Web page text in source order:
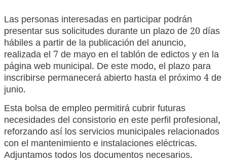
Las personas interesadas en participar podrán
presentar sus solicitudes durante un plazo de 20 días
hábiles a partir de la publicación del anuncio,
realizada el 7 de mayo en el tablón de edictos y en la
página web municipal. De este modo, el plazo para
inscribirse permanecerá abierto hasta el próximo 4 de
junio.
Esta bolsa de empleo permitirá cubrir futuras
necesidades del consistorio en este perfil profesional,
reforzando así los servicios municipales relacionados
con el mantenimiento e instalaciones eléctricas.
Adjuntamos todos los documentos necesarios.